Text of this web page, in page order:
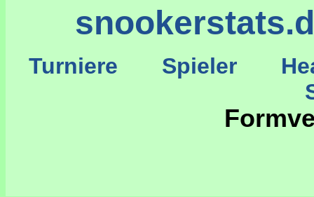
Turniere Spieler